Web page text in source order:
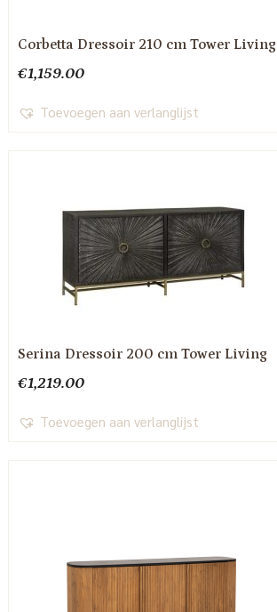
Corbetta Dressoir 210 cm Tower Living
€1,159.00
Toevoegen aan verlanglijst
Serina Dressoir 200 cm Tower Living
€1,219.00
Toevoegen aan verlanglijst